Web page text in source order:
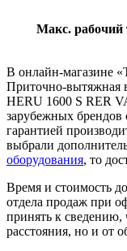
Макс. рабочий
В онлайн-магазине
Приточно-вытяжная
HERU 1600 S RER
зарубежных брендов
гарантией
выбрали
оборудования, то
Время и стоимость
отдела продаж при
принять к сведению,
расстояния, но и от